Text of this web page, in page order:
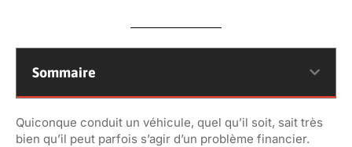
Sommaire
Quiconque conduit un véhicule, quel qu’il soit, sait très
bien qu’il peut parfois s’agir d’un problème financier.